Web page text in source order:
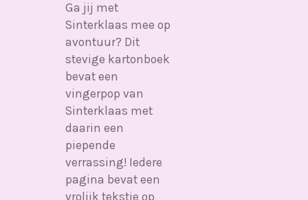
Ga jij met
Sinterklaas mee op
avontuur? Dit
stevige kartonboek
bevat een
vingerpop van
Sinterklaas met
daarin een
piepende
verrassing! Iedere
pagina bevat een
vrolijk tekstje op